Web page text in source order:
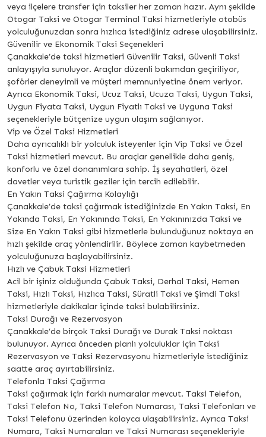
veya ilçelere transfer için taksiler her zaman hazır. Aynı şekilde
Otogar Taksi ve Otogar Terminal Taksi hizmetleriyle otobüs
yolculuğunuzdan sonra hızlıca istediğiniz adrese ulaşabilirsiniz.
Güvenilir ve Ekonomik Taksi Seçenekleri
Çanakkale’de taksi hizmetleri Güvenilir Taksi, Güvenli Taksi
anlayışıyla sunuluyor. Araçlar düzenli bakımdan geçiriliyor,
şoförler deneyimli ve müşteri memnuniyetine önem veriyor.
Ayrıca Ekonomik Taksi, Ucuz Taksi, Ucuza Taksi, Uygun Taksi,
Uygun Fiyata Taksi, Uygun Fiyatlı Taksi ve Uyguna Taksi
seçenekleriyle bütçenize uygun ulaşım sağlanıyor.
Vip ve Özel Taksi Hizmetleri
Daha ayrıcalıklı bir yolculuk isteyenler için Vip Taksi ve Özel
Taksi hizmetleri mevcut. Bu araçlar genellikle daha geniş,
konforlu ve özel donanımlara sahip. İş seyahatleri, özel
davetler veya turistik geziler için tercih edilebilir.
En Yakın Taksi Çağırma Kolaylığı
Çanakkale’de taksi çağırmak istediğinizde En Yakın Taksi, En
Yakında Taksi, En Yakınında Taksi, En Yakınınızda Taksi ve
Size En Yakın Taksi gibi hizmetlerle bulunduğunuz noktaya en
hızlı şekilde araç yönlendirilir. Böylece zaman kaybetmeden
yolculuğunuza başlayabilirsiniz.
Hızlı ve Çabuk Taksi Hizmetleri
Acil bir işiniz olduğunda Çabuk Taksi, Derhal Taksi, Hemen
Taksi, Hızlı Taksi, Hızlıca Taksi, Süratli Taksi ve Şimdi Taksi
hizmetleriyle dakikalar içinde taksi bulabilirsiniz.
Taksi Durağı ve Rezervasyon
Çanakkale’de birçok Taksi Durağı ve Durak Taksi noktası
bulunuyor. Ayrıca önceden planlı yolculuklar için Taksi
Rezervasyon ve Taksi Rezervasyonu hizmetleriyle istediğiniz
saatte araç ayırtabilirsiniz.
Telefonla Taksi Çağırma
Taksi çağırmak için farklı numaralar mevcut. Taksi Telefon,
Taksi Telefon No, Taksi Telefon Numarası, Taksi Telefonları ve
Taksi Telefonu üzerinden kolayca ulaşabilirsiniz. Ayrıca Taksi
Numara, Taksi Numaraları ve Taksi Numarası seçenekleriyle